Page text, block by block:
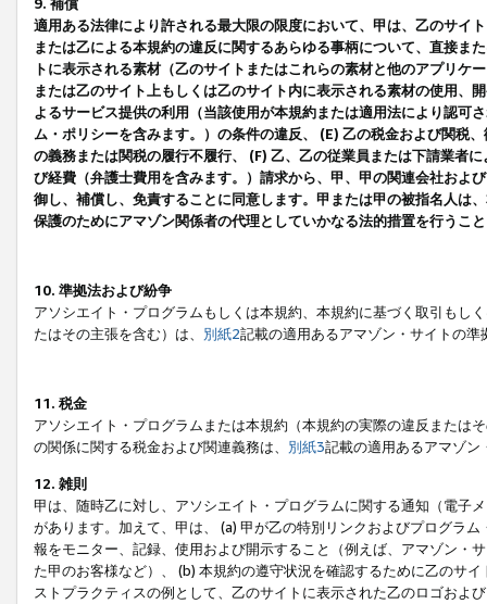
9. 補償
適用ある法律により許される最大限の限度において、甲は、乙のサイ
または乙による本規約の違反に関するあらゆる事柄について、直接ま
トに表示される素材（乙のサイトまたはこれらの素材と他のアプリ
または乙のサイト上もしくは乙のサイト内に表示される素材の使用、
よるサービス提供の利用（当該使用が本規約または適用法により認可
ム・ポリシーを含みます。）の条件の違反、 (E) 乙の税金および関税
の義務または関税の履行不履行、 (F) 乙、乙の従業員または下請業者
び経費（弁護士費用を含みます。）請求から、甲、甲の関連会社およ
御し、補償し、免責することに同意します。甲または甲の被指名人は
保護のためにアマゾン関係者の代理としていかなる法的措置を行うこ
10. 準拠法および紛争
アソシエイト・プログラムもしくは本規約、本規約に基づく取引もし
たはその主張を含む）は、 別紙2記載の適用あるアマゾン・サイトの
11. 税金
アソシエイト・プログラムまたは本規約（本規約の実際の違反または
の関係に関する税金および関連義務は、 別紙3記載の適用あるアマゾン
12. 雑則
甲は、随時乙に対し、アソシエイト・プログラムに関する通知（電子
があります。加えて、甲は、 (a) 甲が乙の特別リンクおよびプログラ
報をモニター、記録、使用および開示すること（例えば、アマゾン・
た甲のお客様など）、 (b) 本規約の遵守状況を確認するために乙のサ
ストプラクティスの例として、乙のサイトに表示された乙のロゴおよ